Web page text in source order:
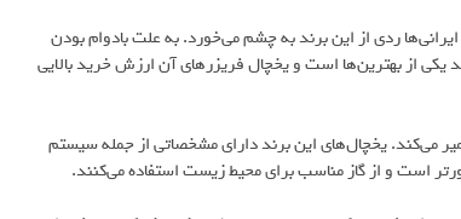
ردی از این برند به چشم می‌خورد. به علت بادوام بودن
یکی از بهترین‌ها است و یخچال فریزرهای آن ارزش خرید بالایی
می‌کند. یخچال‌های این برند دارای مشخصاتی از جمله سیستم
است و از گاز مناسب برای محیط زیست استفاده می‌کنند.